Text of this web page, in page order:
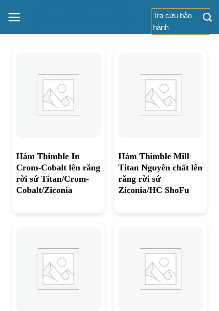
qua
Tra cứu bảo
hành
Hàm Thimble In
Crom-Cobalt lên răng
rời sứ Titan/Crom-
Cobalt/Ziconia
Hàm Thimble Mill
Titan Nguyên chất lên
răng rời sứ
Ziconia/HC ShoFu